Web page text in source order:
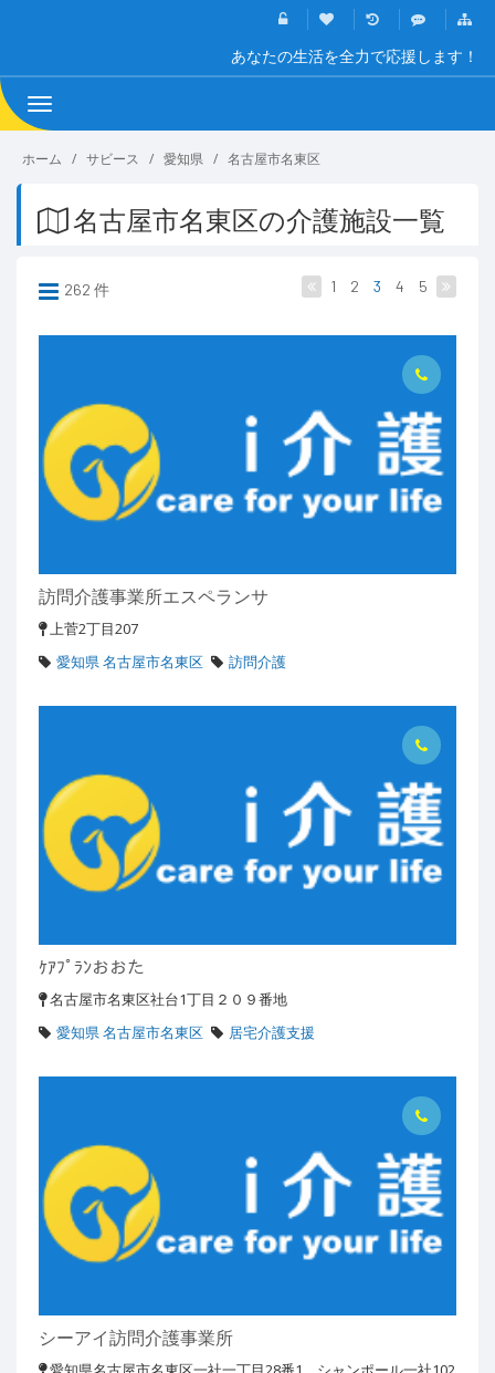
あなたの生活を全力で応援します！
Toggle
navigation
ホーム サビース 愛知県 名古屋市名東区
名古屋市名東区の介護施設一覧
262 件 1 2 3 4 5
訪問介護事業所エスペランサ
上菅2丁目207
愛知県 名古屋市名東区
訪問介護
ｹｱﾌﾟﾗﾝおおた
名古屋市名東区社台1丁目２０９番地
愛知県 名古屋市名東区
居宅介護支援
シーアイ訪問介護事業所